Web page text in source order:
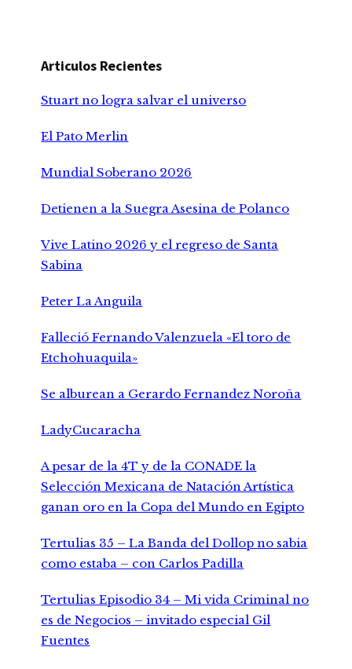
Articulos Recientes
Stuart no logra salvar el universo
El Pato Merlin
Mundial Soberano 2026
Detienen a la Suegra Asesina de Polanco
Vive Latino 2026 y el regreso de Santa
Sabina
Peter La Anguila
Falleció Fernando Valenzuela «El toro de
Etchohuaquila»
Se alburean a Gerardo Fernandez Noroña
LadyCucaracha
A pesar de la 4T y de la CONADE la
Selección Mexicana de Natación Artística
ganan oro en la Copa del Mundo en Egipto
Tertulias 35 – La Banda del Dollop no sabia
como estaba – con Carlos Padilla
Tertulias Episodio 34 – Mi vida Criminal no
es de Negocios – invitado especial Gil
Fuentes